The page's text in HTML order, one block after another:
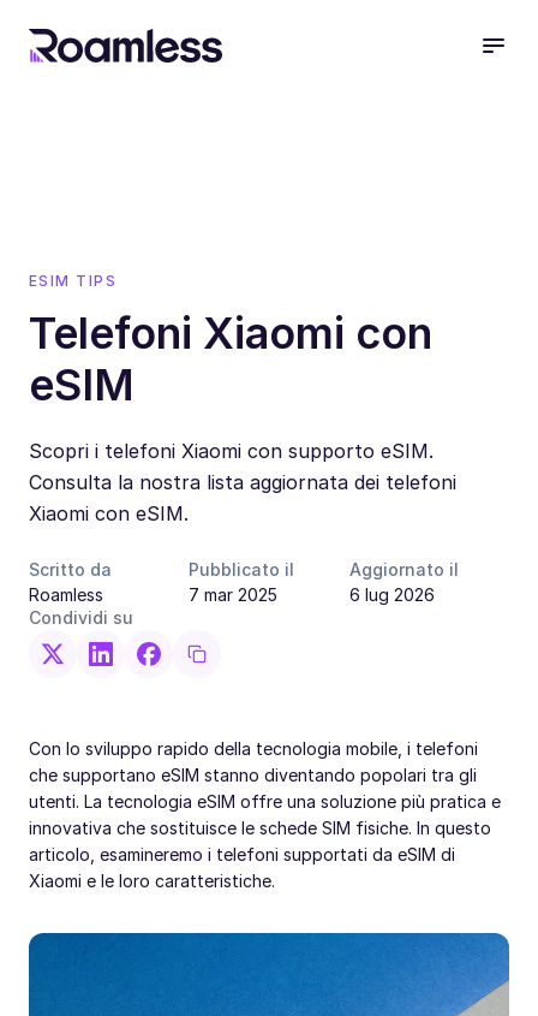
ESIM TIPS
Telefoni Xiaomi con
eSIM
Scopri i telefoni Xiaomi con supporto eSIM.
Consulta la nostra lista aggiornata dei telefoni
Xiaomi con eSIM.
Scritto da
Roamless
Pubblicato il
7 mar 2025
Aggiornato il
6 lug 2026
Condividi su
Con lo sviluppo rapido della tecnologia mobile, i telefoni
che supportano eSIM stanno diventando popolari tra gli
utenti. La tecnologia eSIM offre una soluzione più pratica e
innovativa che sostituisce le schede SIM fisiche. In questo
articolo, esamineremo i telefoni supportati da eSIM di
Xiaomi e le loro caratteristiche.